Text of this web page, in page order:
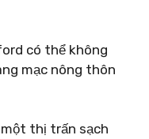
có thể không
mạc nông thôn
thị trấn sạch